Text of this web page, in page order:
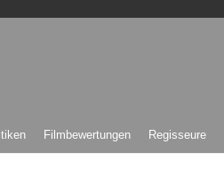
Filmbewertungen Regisseure